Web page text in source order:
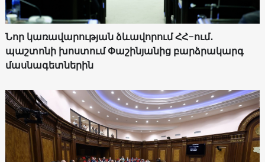
Նոր կառավարության ձևավորում ՀՀ-ում․
պաշտոնի խոստում Փաշինյանից բարձրակարգ
մասնագետներին